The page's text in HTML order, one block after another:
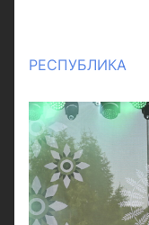
РЕСПУБЛИКА